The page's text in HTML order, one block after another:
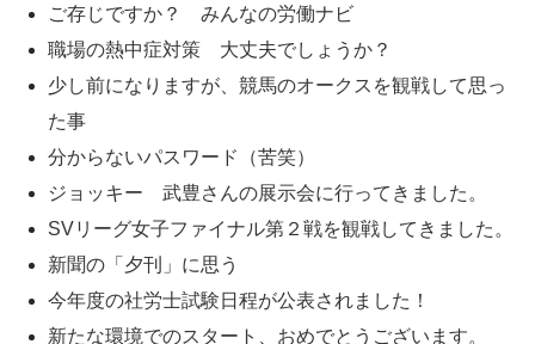
ご存じですか？ みんなの労働ナビ
職場の熱中症対策 大丈夫でしょうか？
少し前になりますが、競馬のオークスを観戦して思っ
た事
分からないパスワード（苦笑）
ジョッキー 武豊さんの展示会に行ってきました。
SVリーグ女子ファイナル第２戦を観戦してきました。
新聞の「夕刊」に思う
今年度の社労士試験日程が公表されました！
新たな環境でのスタート、おめでとうございます。